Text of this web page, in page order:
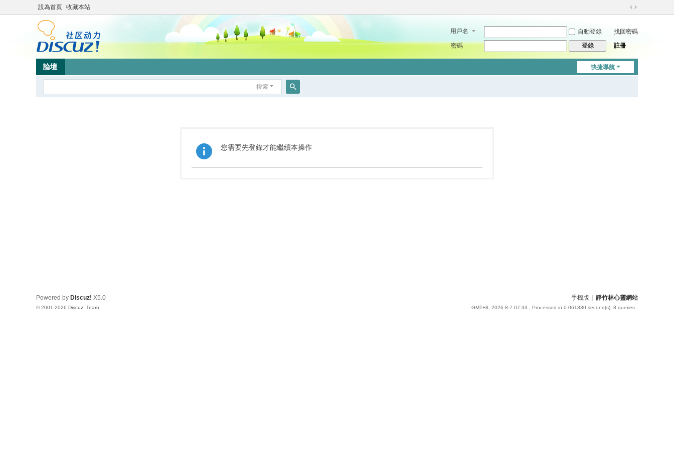
設為首頁 收藏本站
切
到
用戶名 自動登錄
找回密碼
密碼
登錄 註冊
快捷導航
論壇
搜索
您需要先登錄才能繼續本操作
手機版 靜竹林心靈網站
GMT+8, 2026-8-7 07:33 , Processed in 0.061830 second(s), 8 queries .
Powered by Discuz! X5.0
© 2001-2026 Discuz! Team